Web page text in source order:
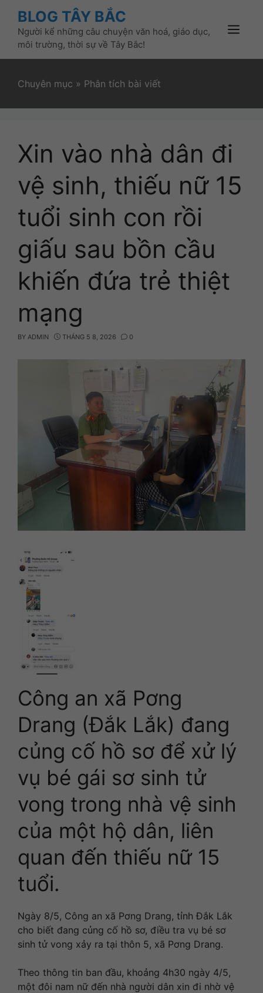
content
BLOG TÂY BẮC
Người kể những câu chuyện văn hoá, giáo dục,
môi trường, thời sự về Tây Bắc!
Menu
Chuyên mục » Phân tích bài viết
Xin vào nhà dân đi
vệ sinh, thiếu nữ 15
tuổi sinh con rồi
giấu sau bồn cầu
khiến đứa trẻ thiệt
mạng
BY ADMIN THÁNG 5 8, 2026 0
Công an xã Pơng
Drang (Đắk Lắk) đang
củng cố hồ sơ để xử lý
vụ bé gái sơ sinh tử
vong trong nhà vệ sinh
của một hộ dân, liên
quan đến thiếu nữ 15
tuổi.
Ngày 8/5, Công an xã Pơng Drang, tỉnh Đắk Lắk
cho biết đang củng cố hồ sơ, điều tra vụ bé sơ
sinh tử vong xảy ra tại thôn 5, xã Pơng Drang.
Theo thông tin ban đầu, khoảng 4h30 ngày 4/5,
một đôi nam nữ đến nhà người dân xin đi nhờ vệ